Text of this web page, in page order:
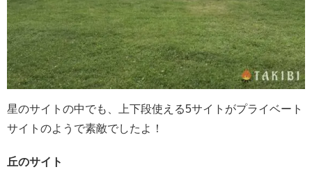
星のサイトの中でも、上下段使える5サイトがプライベート
サイトのようで素敵でしたよ！
丘のサイト